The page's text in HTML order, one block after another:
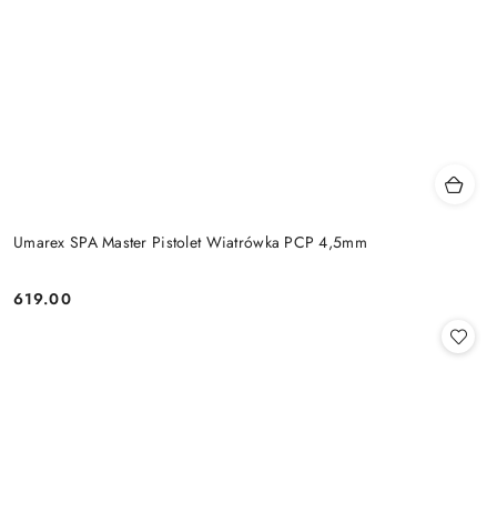
Umarex SPA Master Pistolet Wiatrówka PCP 4,5mm
Cena:
619.00